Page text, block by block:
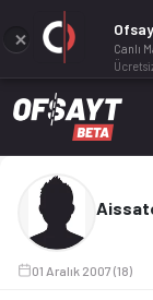
Aissatou Fall,
01 Aralık 2007 (18)
Canlı